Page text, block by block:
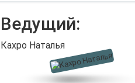
Ведущий:
Кахро Наталья